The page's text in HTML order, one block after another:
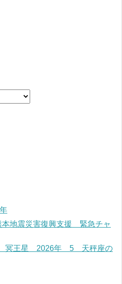
本地震災害復興支援 緊急チャ
冥王星 2026年 5 天秤座の